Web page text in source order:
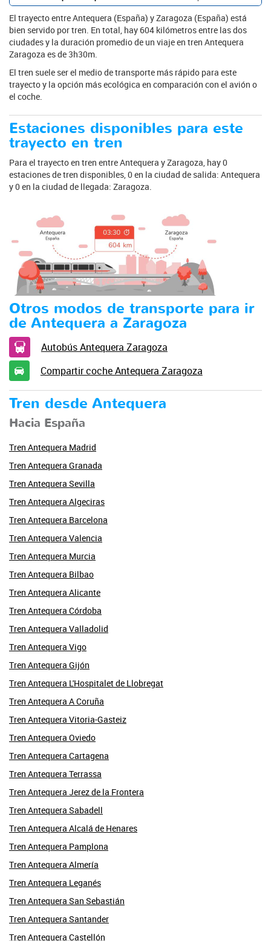
El trayecto entre Antequera (España) y Zaragoza (España) está
bien servido por tren. En total, hay 604 kilómetros entre las dos
ciudades y la duración promedio de un viaje en tren Antequera
Zaragoza es de 3h30m.
El tren suele ser el medio de transporte más rápido para este
trayecto y la opción más ecológica en comparación con el avión o
el coche.
Estaciones disponibles para este
trayecto en tren
Para el trayecto en tren entre Antequera y Zaragoza, hay 0
estaciones de tren disponibles, 0 en la ciudad de salida: Antequera
y 0 en la ciudad de llegada: Zaragoza.
Otros modos de transporte para ir
de Antequera a Zaragoza
Autobús Antequera Zaragoza
Compartir coche Antequera Zaragoza
Tren desde Antequera
Hacia España
Tren Antequera Madrid
Tren Antequera Granada
Tren Antequera Sevilla
Tren Antequera Algeciras
Tren Antequera Barcelona
Tren Antequera Valencia
Tren Antequera Murcia
Tren Antequera Bilbao
Tren Antequera Alicante
Tren Antequera Córdoba
Tren Antequera Valladolid
Tren Antequera Vigo
Tren Antequera Gijón
Tren Antequera L'Hospitalet de Llobregat
Tren Antequera A Coruña
Tren Antequera Vitoria-Gasteiz
Tren Antequera Oviedo
Tren Antequera Cartagena
Tren Antequera Terrassa
Tren Antequera Jerez de la Frontera
Tren Antequera Sabadell
Tren Antequera Alcalá de Henares
Tren Antequera Pamplona
Tren Antequera Almería
Tren Antequera Leganés
Tren Antequera San Sebastián
Tren Antequera Santander
Tren Antequera Castellón